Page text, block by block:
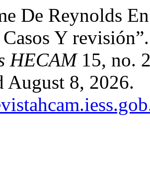
De Reynolds
Casos Y
HECAM15, no.
August 8, 2026.